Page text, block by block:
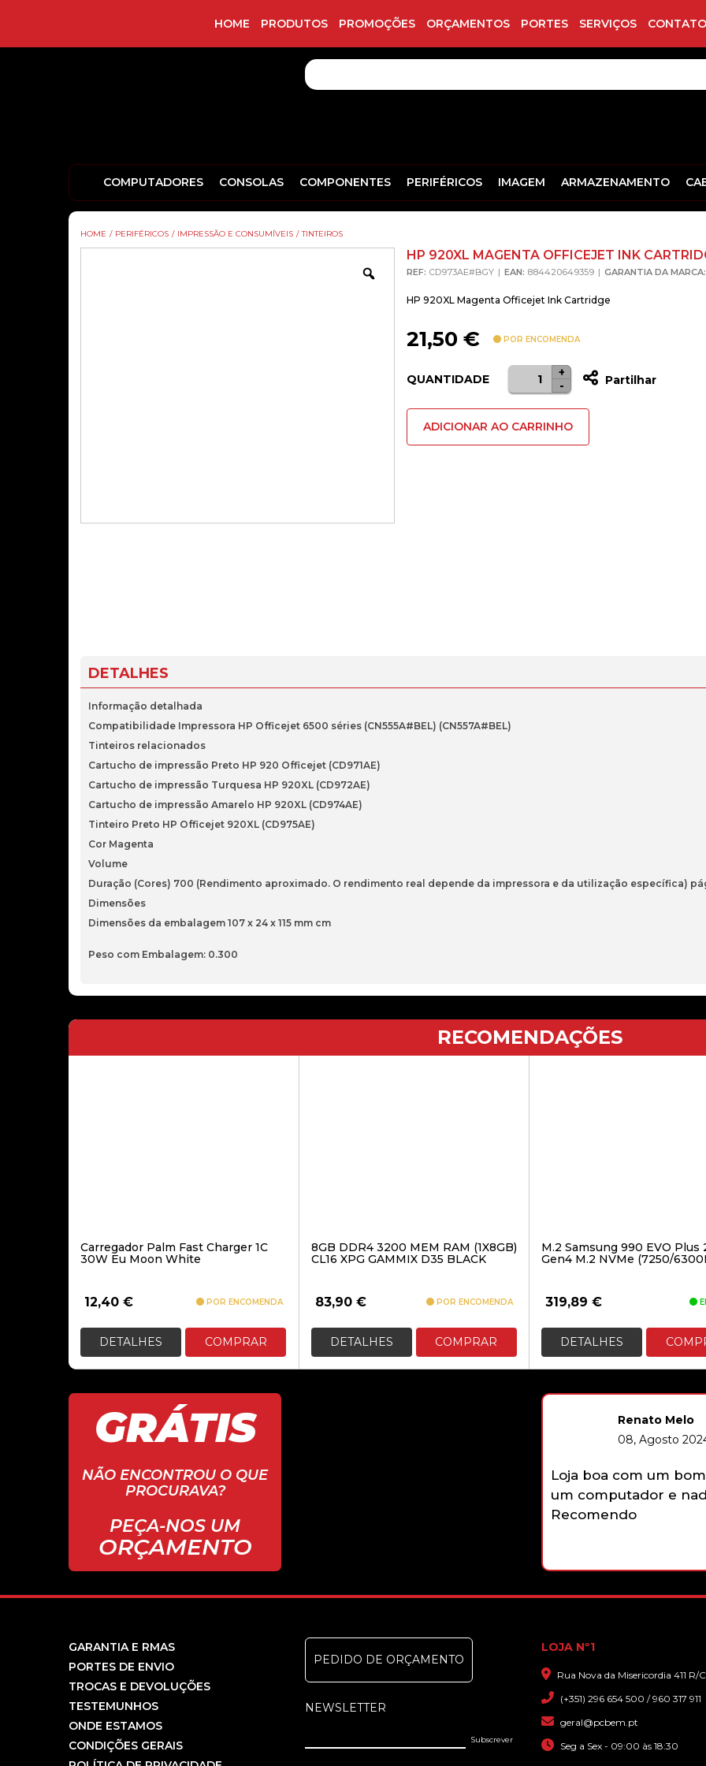
HOME PRODUTOS PROMOÇÕES ORÇAMENTOS PORTES SERVIÇOS
COMPUTADORES CONSOLAS COMPONENTES PERIFÉRICOS IMAGEM ARMAZENAMENTO
HOME / PERIFÉRICOS / IMPRESSÃO E CONSUMÍVEIS / TINTEIROS
Zoom
HP 920XL MAGENTA OFFICEJET INK
REF: CD973AE#BGY EAN: 884420649359 GARANTIA DA MARCA:
HP 920XL Magenta Officejet Ink Cartridge
21,50 € POR ENCOMENDA
QUANTIDADE
Quantidade
de
HP
920XL
-
+
Partilhar
ADICIONAR AO CARRINHO
DETALHES
Informação detalhada
Compatibilidade Impressora HP Officejet 6500 séries (CN555A#BEL) (CN557A#BEL)
Tinteiros relacionados
Cartucho de impressão Preto HP 920 Officejet (CD971AE)
Cartucho de impressão Turquesa HP 920XL (CD972AE)
Cartucho de impressão Amarelo HP 920XL (CD974AE)
Tinteiro Preto HP Officejet 920XL (CD975AE)
Cor Magenta
Volume
Duração (Cores) 700 (Rendimento aproximado. O rendimento real depende da impressora e da utilização específica)
Dimensões
Dimensões da embalagem 107 x 24 x 115 mm cm
Peso com Embalagem: 0.300
RECOMENDAÇÕES
Carregador Palm Fast Charger 1C
30W Eu Moon White
12,40 € POR ENCOMENDA
DETALHES COMPRAR
8GB DDR4 3200 MEM RAM (1X8GB)
CL16 XPG GAMMIX D35 BLACK
83,90 € POR ENCOMENDA
DETALHES COMPRAR
M.2 Samsung 990 EVO Plus
Gen4 M.2 NVMe (7250/
319,89 €
DETALHES
GRÁTIS
NÃO ENCONTROU O QUE
PROCURAVA?
PEÇA-NOS UM
ORÇAMENTO
Renato Melo
08, Agosto
Loja boa com um
um computador e
Recomendo
GARANTIA E RMAS
PORTES DE ENVIO
TROCAS E DEVOLUÇÕES
TESTEMUNHOS
ONDE ESTAMOS
CONDIÇÕES GERAIS
PEDIDO DE ORÇAMENTO
NEWSLETTER
LOJA Nº1
Rua Nova da Misericordia 411 R/
(+351) 296 654 500 / 960 317 911
geral@pcbem.pt
Seg a Sex - 09:00 às 18:30